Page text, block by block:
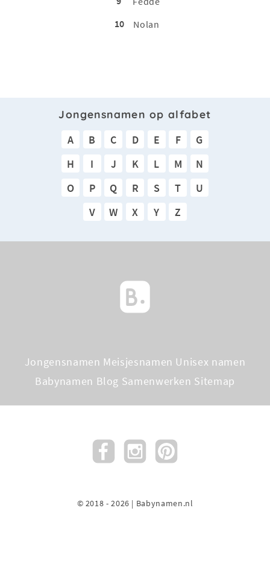
10
Nolan
Jongensnamen op alfabet
A B C D E F
G
H
I J K L M
N
O
P Q R S T
U
V
W X Y Z
Jongensnamen Meisjesnamen Unisex namen
Babynamen Blog Samenwerken Sitemap
© 2018 - 2026 | Babynamen.nl